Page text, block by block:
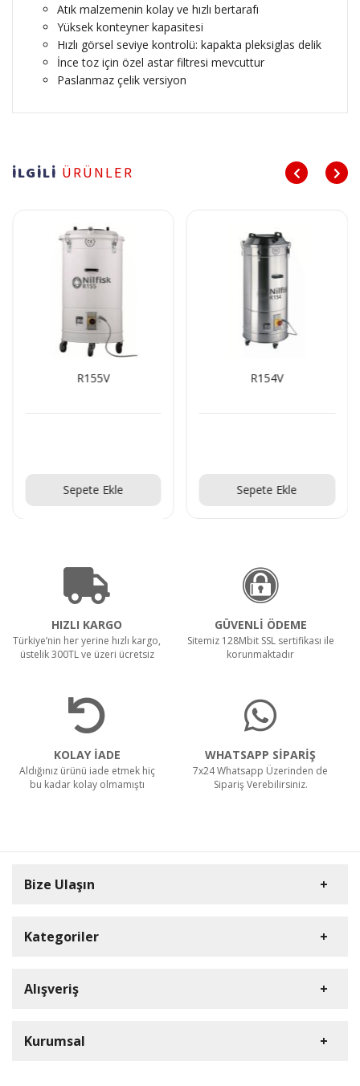
Atık malzemenin kolay ve hızlı bertarafı
Yüksek konteyner kapasitesi
Hızlı görsel seviye kontrolü: kapakta pleksiglas delik
İnce toz için özel astar filtresi mevcuttur
Paslanmaz çelik versiyon
İLGİLİ ÜRÜNLER
R155V
Sepete Ekle
R154V
Sepete Ekle
HIZLI KARGO
Türkiye’nin her yerine hızlı kargo,
üstelik 300TL ve üzeri ücretsiz
GÜVENLİ ÖDEME
Sitemiz 128Mbit SSL sertifikası ile
korunmaktadır
KOLAY İADE
Aldığınız ürünü iade etmek hiç
bu kadar kolay olmamıştı
WHATSAPP SİPARİŞ
7x24 Whatsapp Üzerinden de
Sipariş Verebilirsiniz.
Bize Ulaşın
0(352) 231 92 94
Kategoriler
Rulopak
Ermop
Alışveriş
Kurumsal